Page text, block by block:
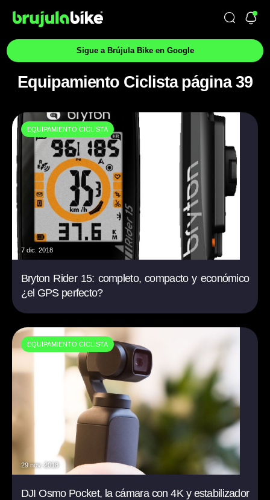
Sigue a Brújula Bike en Google
Equipamiento Ciclista página 39
EQUIPAMIENTO CICLISTA
7 dic. 2018
Bryton Rider 15: completo, compacto y económico
¿el GPS perfecto?
EQUIPAMIENTO CICLISTA
29 nov. 2018
DJI Osmo Pocket, la cámara con 4K y estabilizador